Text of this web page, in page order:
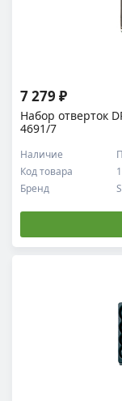
Набор отверток
4691/7
Код товара
Наличие
Бренд
7 279 ₽